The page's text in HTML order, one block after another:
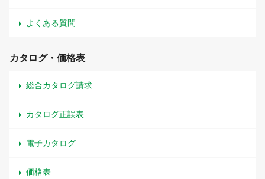
よくある質問
カタログ・価格表
総合カタログ請求
カタログ正誤表
電子カタログ
価格表